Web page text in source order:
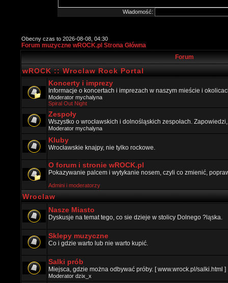
Wiadomość:
Obecny czas to 2026-08-08, 04:30
Forum muzyczne wROCK.pl Strona Główna
Forum
wROCK :: Wroclaw Rock Portal
Koncerty i imprezy
Informacje o koncertach i imprezach w naszym mieście i
Moderator mychalyna
Spiral Out Night
Zespoły
Wszystko o wrocławskich i dolnośląskich zespołach.
Moderator mychalyna
Kluby
Wrocławskie knajpy, nie tylko rockowe.
O forum i stronie wROCK.pl
Pokazywanie palcem i wytykanie nosem, czyli co zmienić,
Admini i moderatorzy
Wroclaw
Nasze Miasto
Dyskusje na temat tego, co sie dzieje w stolicy Dolnego ?ląska.
Sklepy muzyczne
Co i gdzie warto lub nie warto kupić.
Salki prób
Miejsca, gdzie można odbywać próby. [ www.wrock.pl/salki.html ]
Moderator dzix_x